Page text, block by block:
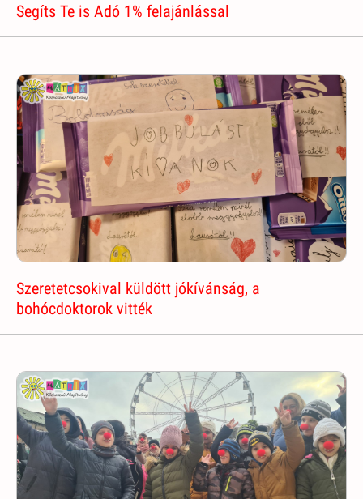
Segíts Te is Adó 1% felajánlással
Szeretetcsokival küldött jókívánság, a
bohócdoktorok vitték